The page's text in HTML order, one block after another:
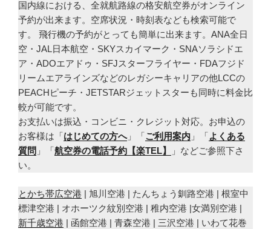
国内線における、全就航路線の格安航空券がオンライン
予約が出来ます。空席状況・時刻表なども検索可能で
す。 飛行機の予約がとっても簡単に出来ます。ANA全日
空・JAL日本航空・SKYスカイマーク・SNAソラシドエ
ア・ADOエアドゥ・SFJスターフライヤー・FDAフジド
リームエアラインズなどのレガシーキャリアの他LCCの
PEACHピーチ・JETSTARジェットスターも同時に料金比
較が可能です。
お支払いは振込・コンビニ・クレジット対応。お申込の
お客様は「はじめての方へ」「ご利用案内 」「よくある
質問 」「航空券の電話予約【楽TEL】
」などご参照下さ
い。
とかち帯広空港 | 旭川空港 | たんちょう釧路空港 | 根室中
標津空港 | オホーツク紋別空港 | 稚内空港 |女満別空港 |
新千歳空港 | 函館空港 | 青森空港 | 三沢空港 | いわて花巻